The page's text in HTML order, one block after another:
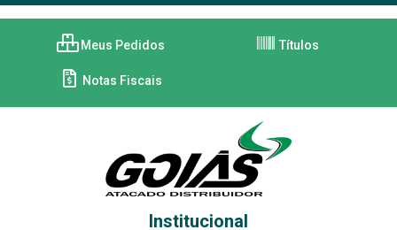
Meus Pedidos Títulos
Notas Fiscais
Institucional